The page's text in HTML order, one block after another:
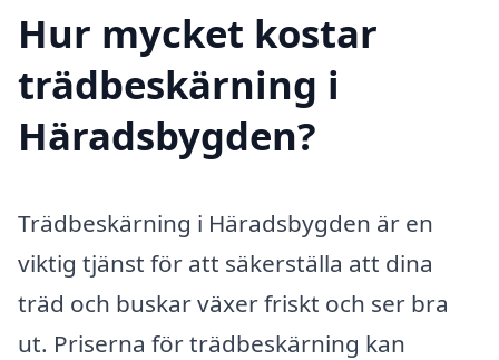
Hur mycket kostar
trädbeskärning i
Häradsbygden?
Trädbeskärning i Häradsbygden är en
viktig tjänst för att säkerställa att dina
träd och buskar växer friskt och ser bra
ut. Priserna för trädbeskärning kan